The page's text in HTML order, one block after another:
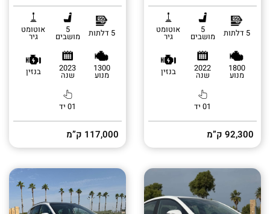
5 דלתות 5
מושבים
אוטומט
גיר
1800
מנוע
2022
שנה בנזין
01 יד
92,300 ק”מ
5 דלתות 5
מושבים
אוטומט
גיר
1300
מנוע
2023
שנה בנזין
01 יד
117,000 ק”מ